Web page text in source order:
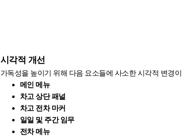
시각적 개선
가독성을 높이기 위해 다음 요소들에 사소한 시각적 변경이
메인 메뉴
차고 상단 패널
차고 전차 마커
일일 및 주간 임무
전차 메뉴